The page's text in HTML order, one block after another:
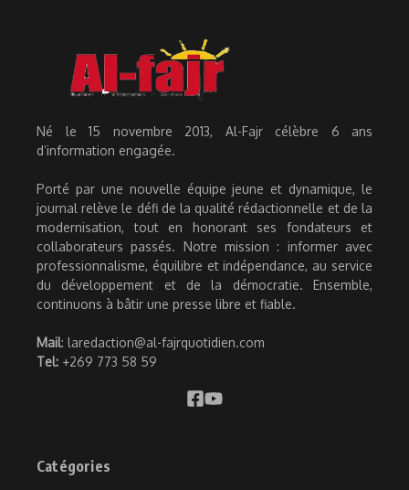
Né le 15 novembre 2013, Al-Fajr célèbre 6 ans
d’information engagée.
Porté par une nouvelle équipe jeune et dynamique, le
journal relève le défi de la qualité rédactionnelle et de la
modernisation, tout en honorant ses fondateurs et
collaborateurs passés. Notre mission : informer avec
professionnalisme, équilibre et indépendance, au service
du développement et de la démocratie. Ensemble,
continuons à bâtir une presse libre et fiable.
Mail: laredaction@al-fajrquotidien.com
Tel: +269 773 58 59
Catégories